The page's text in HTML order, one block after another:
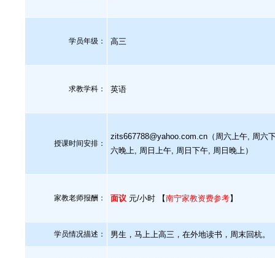
学员年级： 高三
求教学科： 英语
授课时间安排：
zits667788@yahoo.com.cn（周六上午, 周六
六晚上, 周日上午, 周日下午, 周日晚上）
家教老师报酬： 面议 元/小时 【南宁家教资费参考】
学员情况描述： 男生，马上上高三，在外地读书，周末回杭。